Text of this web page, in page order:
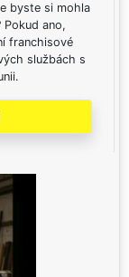
byste si mohla
ano,
franchisové
službách s